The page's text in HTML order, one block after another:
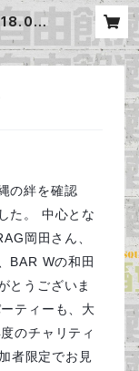
の絆を確認
た。 中心とな
岡田さん、
BAR Wの和田
とうございま
ティーも、大
のチャリティ
者限定でお見